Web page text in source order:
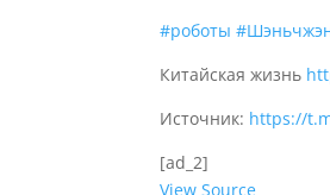
#роботы
Китайская жизнь
Источник: https://
[ad_2]
View Source